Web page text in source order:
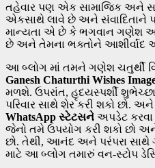
તહેવાર પણ એક સામાજિક અને
એકસાથે લાવે છે અને સંવાદિતાને
માન્યતા એ છે કે ભગવાન ગણેશ આ
છે અને તેમના ભક્તોને આશીર્વાદ
આ બ્લોગ માં તમને ગણેશ ચતુર્થી
Ganesh Chaturthi Wishes
મળશે. ઉપરાંત, હૃદયસ્પર્શી
પરિવાર સાથે શેર કરી શકો છો.
WhatsApp સ્ટેટસને અપડેટ કરવા
જેનો તમે ઉપયોગ કરી શકો છો
છો. તેથી, આનંદ અને પરંપરા સાથે
માટે આ બ્લોગ તમારું વન-સ્ટોપ